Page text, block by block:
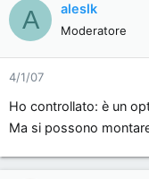
A aleslk
Moderatore
4/1/07
Ho controllato: è un
Ma si possono